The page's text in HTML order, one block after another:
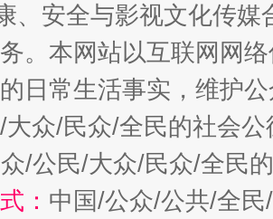
、安全与影视文化传
。本网站以互联网网
日常生活事实，维护
众/民众/全民的社会公
/公民/大众/民众/全民
： 中国/公众/公共/全